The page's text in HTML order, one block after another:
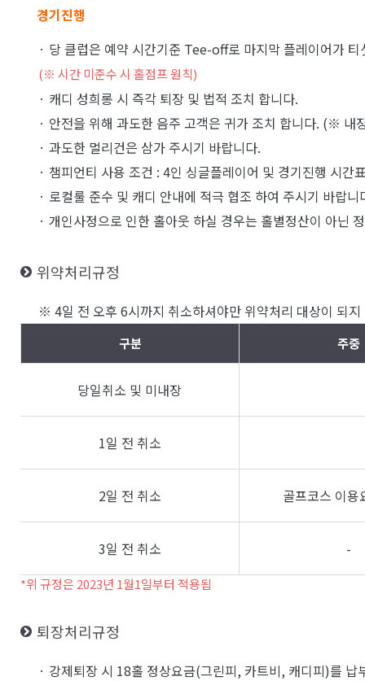
경기진행
· 당 클럽은 예약 시간기준 Tee-off로 마지막 플레이어가
(※ 시간 미준수 시 홀점프 원칙)
· 캐디 성희롱 시 즉각 퇴장 및 법적 조치 합니다.
· 안전을 위해 과도한 음주 고객은 귀가 조치 합니다. (※
· 과도한 멀리건은 삼가 주시기 바랍니다.
· 챔피언티 사용 조건 : 4인 싱글플레이어 및 경기진행 시간
· 로컬룰 준수 및 캐디 안내에 적극 협조 하여 주시기 바랍니
· 개인사정으로 인한 홀아웃 하실 경우는 홀별정산이 아닌
위약처리규정
※ 4일 전 오후 6시까지 취소하셔야만 위약처리 대상이 되
구분 주중
당일취소 및 미내장
1일 전 취소
2일 전 취소 골프코스 이
3일 전 취소 -
*위 규정은 2023년 1월1일부터 적용됨
퇴장처리규정
· 강제퇴장 시 18홀 정상요금(그린피, 카트비, 캐디피)를 납